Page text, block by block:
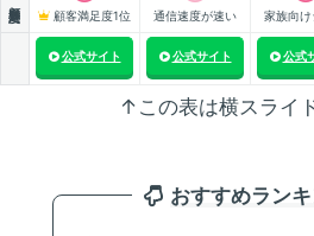
顧客満足度1位 通信速度が速い 家族向け
公式サイト 公式サイト 公式
↑この表は横スライ
おすすめラン